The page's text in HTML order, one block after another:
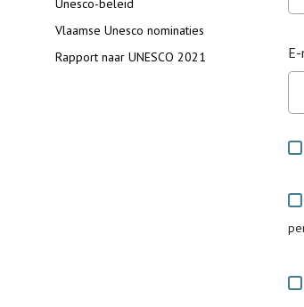
Unesco-beleid
Vlaamse Unesco nominaties
Rapport naar UNESCO 2021